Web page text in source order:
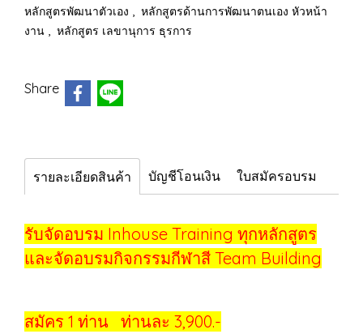
หลักสูตรพัฒนาตัวเอง , หลักสูตรด้านการพัฒนาตนเอง หัวหน้า
งาน , หลักสูตร เลขานุการ ธุรการ
Share
รายละเอียดสินค้า บัญชีโอนเงิน ใบสมัครอบรม
รับจัดอบรม Inhouse Training ทุกหลักสูตร
และจัดอบรมกิจกรรมกีฬาสี Team Building
สมัคร 1 ท่าน ท่านละ 3,900.-